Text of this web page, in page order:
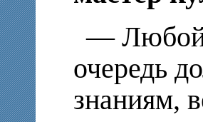
— Любой
очередь
знаниям,